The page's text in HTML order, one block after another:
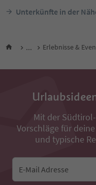
Unterkünfte in der
... Erlebnisse &
Mit der
Vorschläge für
und typische
E-Mail Adresse